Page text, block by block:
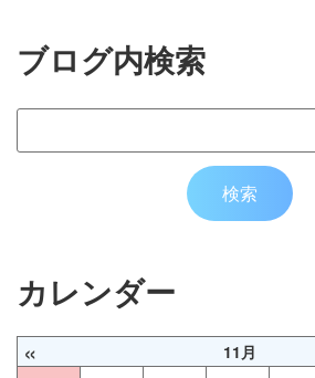
ブログ内検索
カレンダー
« 11月